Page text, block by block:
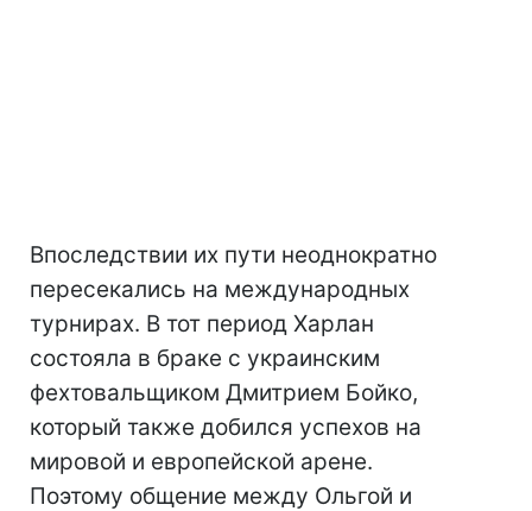
Впоследствии их пути неоднократно
пересекались на международных
турнирах. В тот период Харлан
состояла в браке с украинским
фехтовальщиком Дмитрием Бойко,
который также добился успехов на
мировой и европейской арене.
Поэтому общение между Ольгой и